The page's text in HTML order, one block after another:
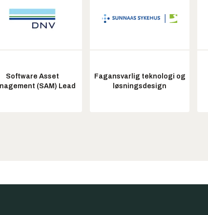
Software Asset
(SAM) Lead
Fagansvarlig teknologi og
løsningsdesign